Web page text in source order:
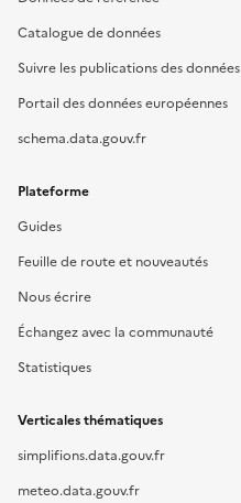
Catalogue de données
Suivre les publications des données
Portail des données européennes
schema.data.gouv.fr
Plateforme
Guides
Feuille de route et nouveautés
Nous écrire
Échangez avec la communauté
Statistiques
Verticales thématiques
simplifions.data.gouv.fr
meteo.data.gouv.fr